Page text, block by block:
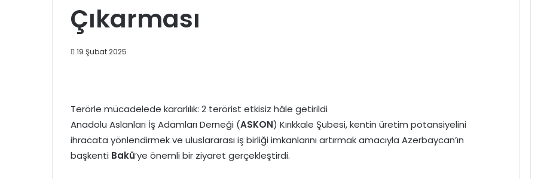
Çıkarması
19 Şubat 2025
Terörle mücadelede kararlılık: 2 terörist etkisiz hâle getirildi
Anadolu Aslanları İş Adamları Derneği (ASKON) Kırıkkale Şubesi, kentin üretim potansiyelini
ihracata yönlendirmek ve uluslararası iş birliği imkanlarını artırmak amacıyla Azerbaycan’ın
başkenti Bakü’ye önemli bir ziyaret gerçekleştirdi.